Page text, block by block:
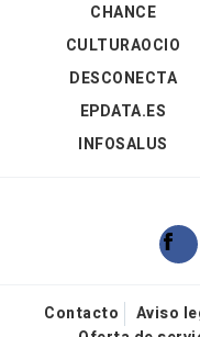
CHANCE
CULTURAOCIO
DESCONECTA
EPDATA.ES
INFOSALUS
Contacto Aviso